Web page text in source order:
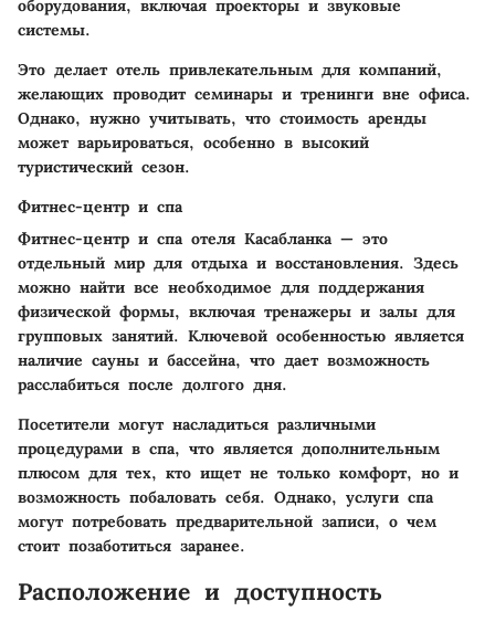
оборудования, включая проекторы и звуковые
системы.
Это делает отель привлекательным для компаний,
желающих проводит семинары и тренинги вне офиса.
Однако, нужно учитывать, что стоимость аренды
может варьироваться, особенно в высокий
туристический сезон.
Фитнес-центр и спа
Фитнес-центр и спа отеля Касабланка — это
отдельный мир для отдыха и восстановления. Здесь
можно найти все необходимое для поддержания
физической формы, включая тренажеры и залы для
групповых занятий. Ключевой особенностью является
наличие сауны и бассейна, что дает возможность
расслабиться после долгого дня.
Посетители могут насладиться различными
процедурами в спа, что является дополнительным
плюсом для тех, кто ищет не только комфорт, но и
возможность побаловать себя. Однако, услуги спа
могут потребовать предварительной записи, о чем
стоит позаботиться заранее.
Расположение и доступность